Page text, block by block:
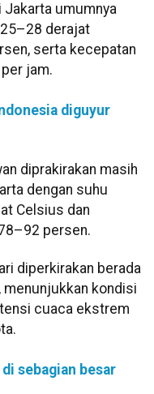
Jakarta umumnya
derajat
serta kecepatan
jam.
diguyur
diprakirakan masih
dengan suhu
Celsius dan
persen.
diperkirakan berada
menunjukkan kondisi
cuaca ekstrem
sebagian besar